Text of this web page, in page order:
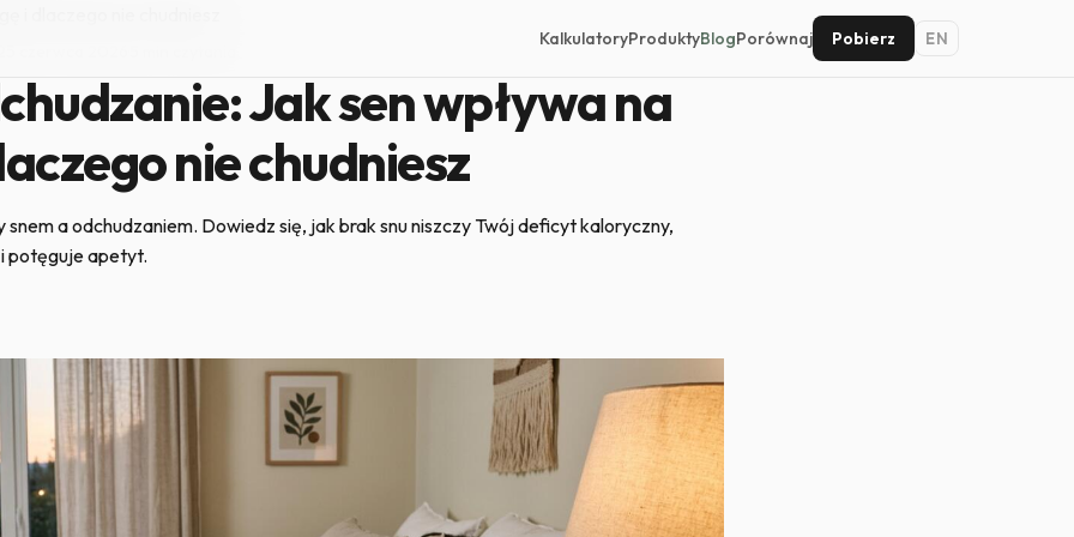
KalkulatoryProduktyBlogPorównaj Pobierz EN
Jak sen wpływa na
nie chudniesz
a odchudzaniem. Dowiedz się, jak brak snu niszczy Twój deficyt kaloryczny,
potęguje apetyt.